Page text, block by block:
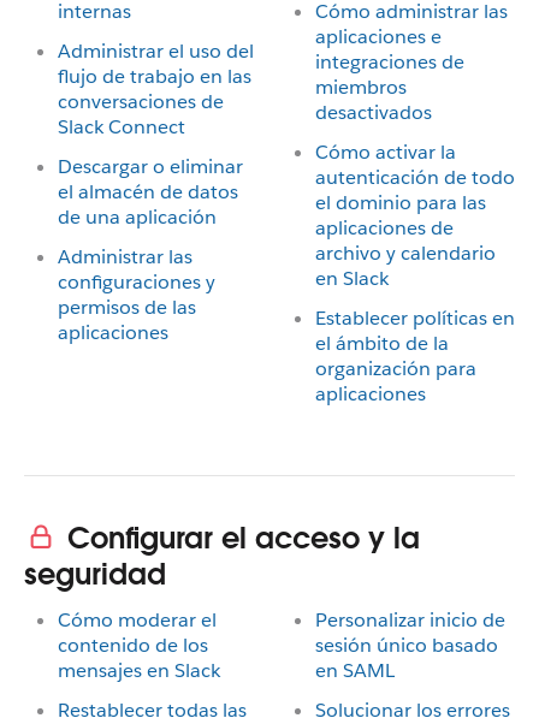
internas
Administrar el uso del
flujo de trabajo en las
conversaciones de
Slack Connect
Descargar o eliminar
el almacén de datos
de una aplicación
Administrar las
configuraciones y
permisos de las
aplicaciones
Cómo administrar las
aplicaciones e
integraciones de
miembros
desactivados
Cómo activar la
autenticación de todo
el dominio para las
aplicaciones de
archivo y calendario
en Slack
Establecer políticas en
el ámbito de la
organización para
aplicaciones
Configurar el acceso y la
seguridad
Cómo moderar el
contenido de los
mensajes en Slack
Restablecer todas las
Personalizar inicio de
sesión único basado
en SAML
Solucionar los errores